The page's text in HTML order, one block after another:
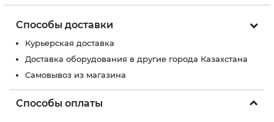
Способы доставки
Курьерская доставка
Доставка оборудования в другие города Казахстана
Самовывоз из магазина
Способы оплаты